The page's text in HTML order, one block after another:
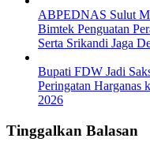
ABPEDNAS Sulut
Bimtek Penguatan
Serta Srikandi Jaga
Bupati FDW Jadi
Peringatan Harganas
2026
Tinggalkan Balasan